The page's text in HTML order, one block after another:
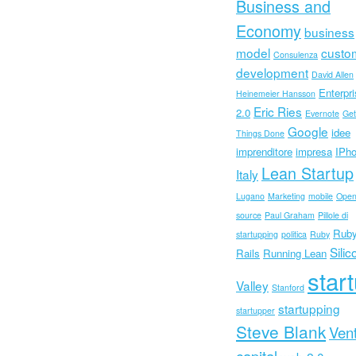
Business and
Economybusiness
model Consulenza
development David Allen
Heinemeier Hansson
2.0 Eric Ries Evernote
Things Done Google idee
imprenditore impresa
Italy Lean Startup
Lugano Marketing mobile Open
source Paul Graham Pillole di
startupping politica Ruby
Rails Running Lean
Valley Stanford
startupper startupping
Steve Blank